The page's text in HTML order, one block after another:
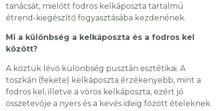
tanácsát, mielőtt fodros kelkáposzta tartalmú
étrend-kiegészítő fogyasztásába kezdenének.
Mi a különbség a kelkáposzta és a fodros kel
között?
A köztük lévő különbség pusztán esztétikai. A
toszkán (fekete) kelkáposzta érzékenyebb, mint a
fodros kel, illetve a vörös kelkáposzta, ezért jó
összetevője a nyers és a kevés ideig főzött ételeknek.